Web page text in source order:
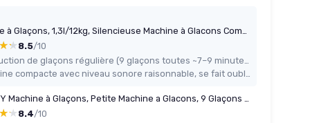
Machine à Glaçons, 1,3l/12kg, Silencieuse Machine à Glacons Comptoir avec Pelle à Glaçons, Machine à Glaçons Autonettoyante et Portable pour Maison/Cuisine/Camping
8.5/10
Production de glaçons régulière (9 glaçons toutes ~7–9 minutes) suffisante pour un usage domestique
Machine compacte avec niveau sonore raisonnable, se fait oublier en fond sonore
EUHOMY Machine à Glaçons, Petite Machine a Glacons, 9 Glaçons En 6 Minutes, Auto-Nettoyante Machine Glacon, Avec Poignée de Transport Et Panier à Glace, 12 Kg/Jour Machine a Glacon, Ice Maker Argenté Argentée-12kg
8.4/10